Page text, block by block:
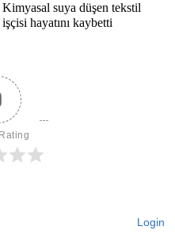
Kimyasal suya düşen tekstil
işçisi hayatını kaybetti
Login